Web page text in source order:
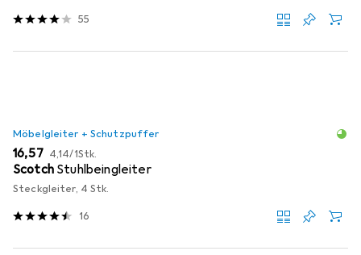
55
Möbelgleiter + Schutzpuffer
EUR
16,57 EUR
4,14/1Stk.
Scotch Stuhlbeingleiter
Steckgleiter, 4 Stk.
16